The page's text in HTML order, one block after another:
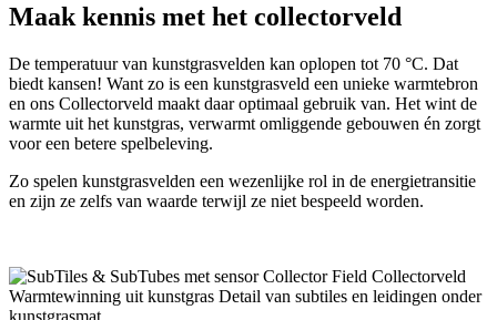
Maak kennis met het collectorveld
De temperatuur van kunstgrasvelden kan oplopen tot 70 °C. Dat
biedt kansen! Want zo is een kunstgrasveld een unieke warmtebron
en ons Collectorveld maakt daar optimaal gebruik van. Het wint de
warmte uit het kunstgras, verwarmt omliggende gebouwen én zorgt
voor een betere spelbeleving.
Zo spelen kunstgrasvelden een wezenlijke rol in de energietransitie
en zijn ze zelfs van waarde terwijl ze niet bespeeld worden.